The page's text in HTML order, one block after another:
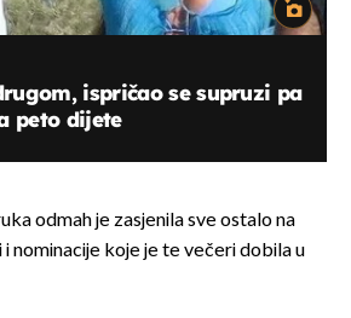
ispričao se supruzi pa
peto dijete
odmah je zasjenila sve ostalo na
nominacije koje je te večeri dobila u